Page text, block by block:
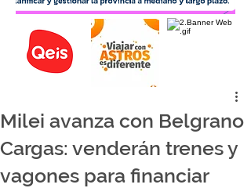
Milei avanza con Belgrano
Cargas: venderán trenes y
vagones para financiar